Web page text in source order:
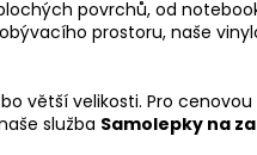
povrchů, od
prostoru, naše
větší velikosti. Pro cenovou
služba Samolepky na